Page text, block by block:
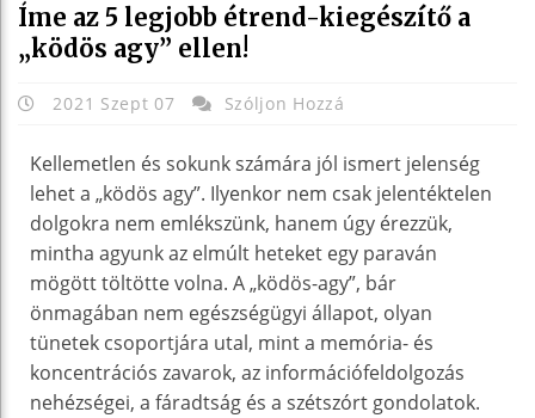
Íme az 5 legjobb étrend-kiegészítő a
„ködös agy” ellen!
2021 Szept 07 Szóljon Hozzá
Kellemetlen és sokunk számára jól ismert jelenség
lehet a „ködös agy”. Ilyenkor nem csak jelentéktelen
dolgokra nem emlékszünk, hanem úgy érezzük,
mintha agyunk az elmúlt heteket egy paraván
mögött töltötte volna. A „ködös-agy”, bár
önmagában nem egészségügyi állapot, olyan
tünetek csoportjára utal, mint a memória- és
koncentrációs zavarok, az információfeldolgozás
nehézségei, a fáradtság és a szétszórt gondolatok.